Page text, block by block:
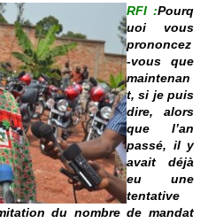
RFI :Pourq
uoi vous
prononcez
-vous que
maintenan
t, si je puis
dire, alors
que l’an
passé, il y
avait déjà
eu une
tentative
du nombre de mandat